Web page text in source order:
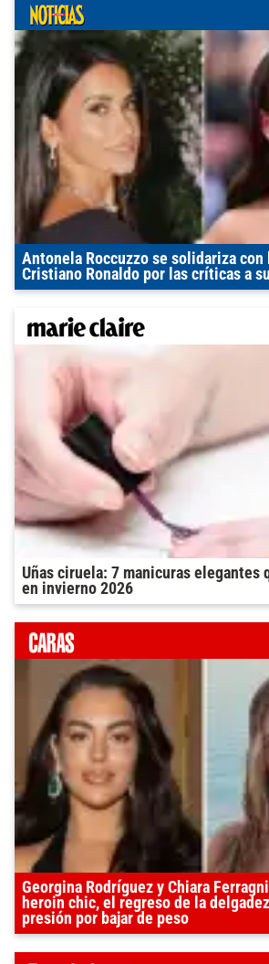
Antonela Roccuzzo se solidariza con
Cristiano Ronaldo por las críticas a
Uñas ciruela: 7 manicuras elegantes
en invierno 2026
Georgina Rodríguez y Chiara
heroin chic, el regreso de la
presión por bajar de peso